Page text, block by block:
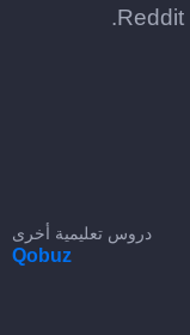
دروس تعليمية أخرى
Qobuz